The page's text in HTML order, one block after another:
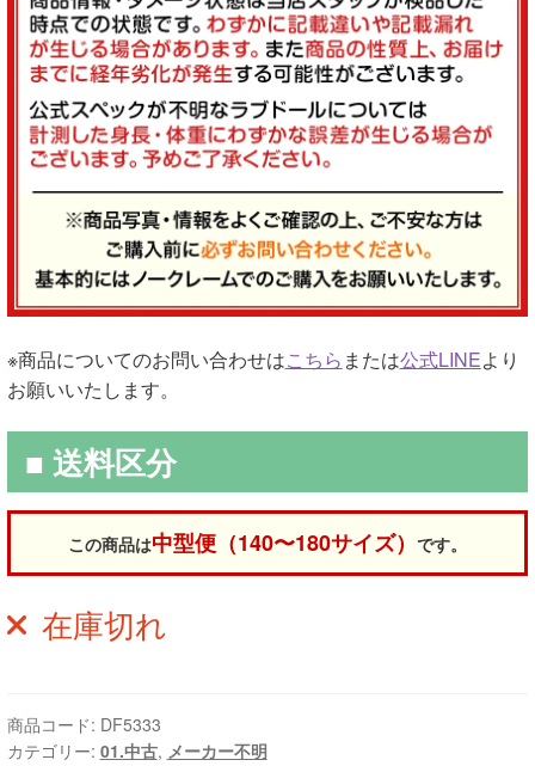
※商品についてのお問い合わせはこちら または公式LINEより
お願いいたします。
■ 送料区分
この商品は中型便（140〜180サイズ） です。
在庫切れ
商品コード: DF5333
カテゴリー: 01.中古, メーカー不明